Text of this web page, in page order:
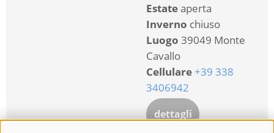
Estateaperta
Inverno chiuso
Luogo 39049 Monte
Cavallo
Cellulare +39 338
3406942
dettagli